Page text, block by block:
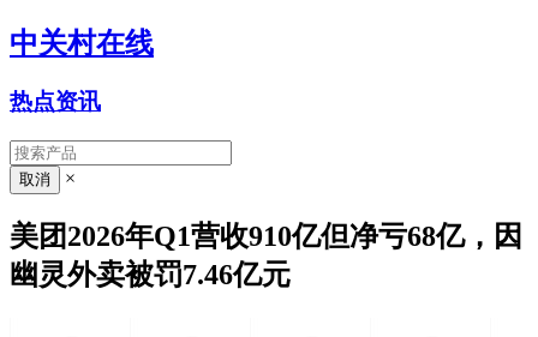
中关村在线
热点资讯
×
美团2026年Q1营收910亿但净亏68亿，因
幽灵外卖被罚7.46亿元